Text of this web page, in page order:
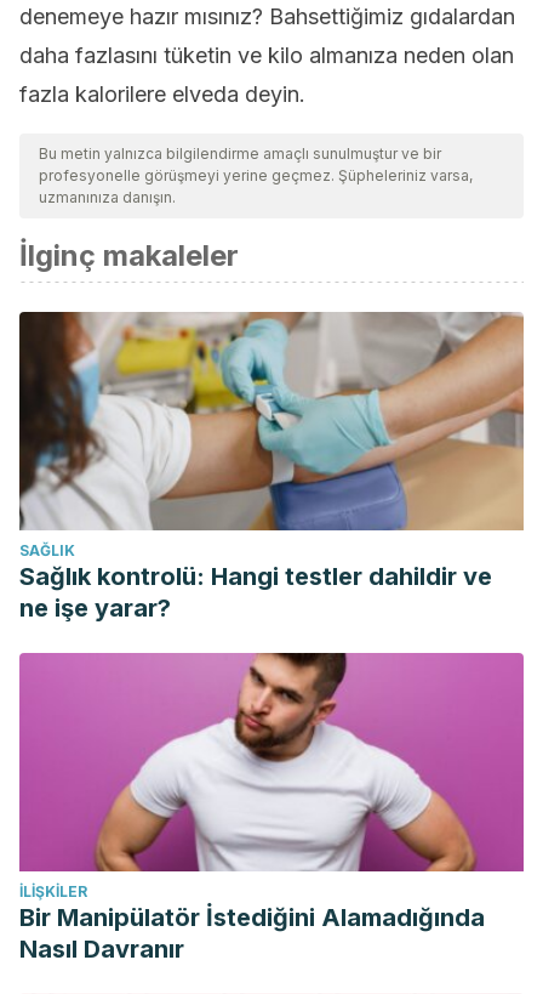
denemeye hazır mısınız? Bahsettiğimiz gıdalardan
daha fazlasını tüketin ve kilo almanıza neden olan
fazla kalorilere elveda deyin.
Bu metin yalnızca bilgilendirme amaçlı sunulmuştur ve bir
profesyonelle görüşmeyi yerine geçmez. Şüpheleriniz varsa,
uzmanınıza danışın.
İlginç makaleler
SAĞLIK
Sağlık kontrolü: Hangi testler dahildir ve
ne işe yarar?
İLIŞKILER
Bir Manipülatör İstediğini Alamadığında
Nasıl Davranır